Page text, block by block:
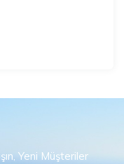
Yeni Müşteriler